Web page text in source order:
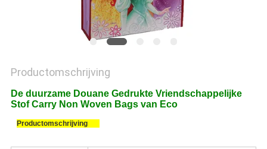
Productomschrijving
De duurzame Douane Gedrukte Vriendschappelijke
Stof Carry Non Woven Bags van Eco
Productomschrijving